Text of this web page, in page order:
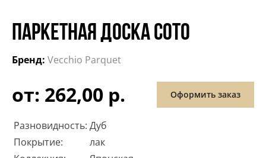
ПАРКЕТНАЯ ДОСКА СОТО
Бренд: Vecchio Parquet
от: 262,00 р. Оформить заказ
Разновидность: Дуб
Покрытие:
лак